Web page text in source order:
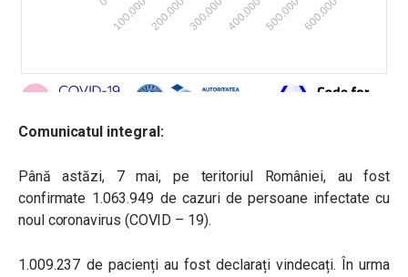
Comunicatul integral:
Până astăzi, 7 mai, pe teritoriul României, au fost
confirmate 1.063.949 de cazuri de persoane infectate cu
noul coronavirus (COVID – 19).
1.009.237 de pacienți au fost declarați vindecați. În urma